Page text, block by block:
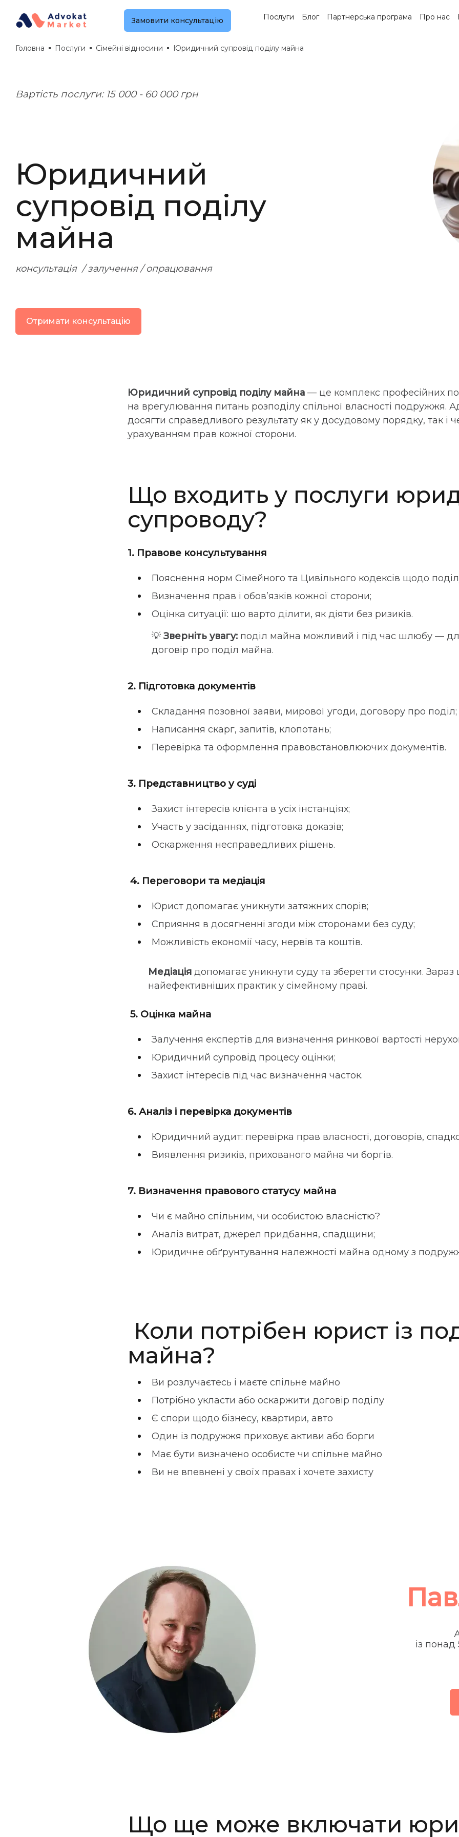
Замовити консультацію Послуги Блог Партнерська програма Про нас
Головна Послуги Сімейні відносини Юридичний супровід поділу майна
Вартість послуги: 15 000 - 60 000 грн
Юридичний
супровід поділу
майна
консультація / залучення / опрацювання
Отримати консультацію
Юридичний супровід поділу майна — це комплекс професійних
на врегулювання питань розподілу спільної власності подружжя.
досягти справедливого результату як у досудовому порядку, так і
урахуванням прав кожної сторони.
Що входить у послуги
супроводу?
1. Правове консультування
Пояснення норм Сімейного та Цивільного кодексів щодо
Визначення прав і обов’язків кожної сторони;
Оцінка ситуації: що варто ділити, як діяти без ризиків.
💡 Зверніть увагу: поділ майна можливий і під час шлюбу —
договір про поділ майна.
2. Підготовка документів
Складання позовної заяви, мирової угоди, договору про поділ;
Написання скарг, запитів, клопотань;
Перевірка та оформлення правовстановлюючих документів.
3. Представництво у суді
Захист інтересів клієнта в усіх інстанціях;
Участь у засіданнях, підготовка доказів;
Оскарження несправедливих рішень.
4. Переговори та медіація
Юрист допомагає уникнути затяжних спорів;
Сприяння в досягненні згоди між сторонами без суду;
Можливість економії часу, нервів та коштів.
Медіація допомагає уникнути суду та зберегти стосунки.
найефективніших практик у сімейному праві.
5. Оцінка майна
Залучення експертів для визначення ринкової вартості
Юридичний супровід процесу оцінки;
Захист інтересів під час визначення часток.
6. Аналіз і перевірка документів
Юридичний аудит: перевірка прав власності, договорів,
Виявлення ризиків, прихованого майна чи боргів.
7. Визначення правового статусу майна
Чи є майно спільним, чи особистою власністю?
Аналіз витрат, джерел придбання, спадщини;
Юридичне обґрунтування належності майна одному з
Коли потрібен юрист із
майна?
Ви розлучаєтесь і маєте спільне майно
Потрібно укласти або оскаржити договір поділу
Є спори щодо бізнесу, квартири, авто
Один із подружжя приховує активи або борги
Має бути визначено особисте чи спільне майно
Ви не впевнені у своїх правах і хочете захисту
із
Що ще може включати